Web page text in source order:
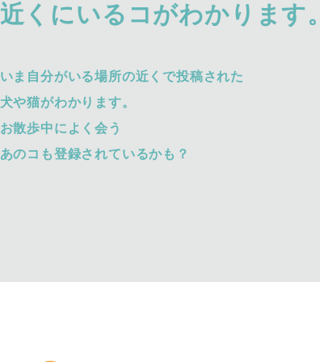
近くにいるコがわかります。
いま自分がいる場所の近くで投稿された
犬や猫がわかります。
お散歩中によく会う
あのコも登録されているかも？